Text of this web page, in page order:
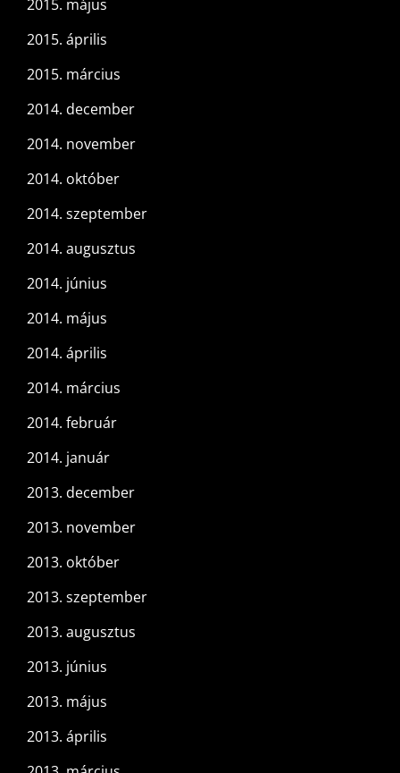
2015. május
2015. április
2015. március
2014. december
2014. november
2014. október
2014. szeptember
2014. augusztus
2014. június
2014. május
2014. április
2014. március
2014. február
2014. január
2013. december
2013. november
2013. október
2013. szeptember
2013. augusztus
2013. június
2013. május
2013. április